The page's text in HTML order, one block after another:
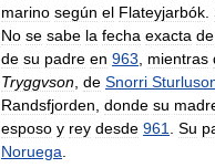
marino según el Flateyjarbók.
No se sabe la fecha exacta de
de su padre en 963, mientras
Tryggvson, de Snorri
Randsfjorden, donde su
esposo y rey desde 961. Su
Noruega.